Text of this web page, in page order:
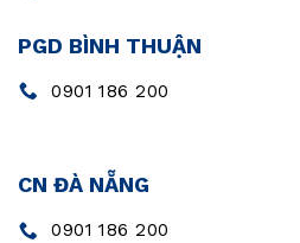
PGD BÌNH THUẬN
0901 186 200
CN ĐÀ NẴNG
0901 186 200